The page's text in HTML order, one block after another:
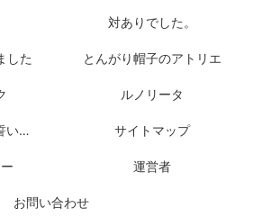
対ありでした。
した とんがり帽子のアトリエ
ルノリータ
私をセンターにすると誓いますか？ サイトマップ
運営者
お問い合わせ